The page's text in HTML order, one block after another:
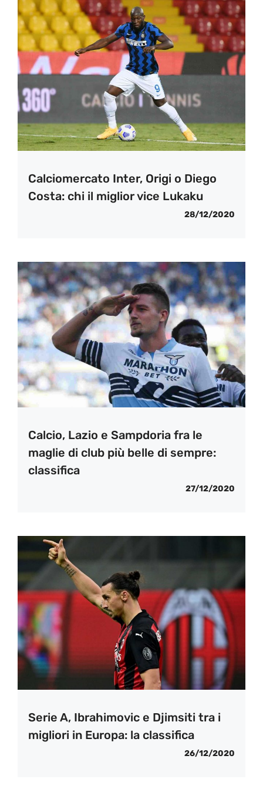
Calciomercato Inter, Origi o Diego
Costa: chi il miglior vice Lukaku
28/12/2020
Calcio, Lazio e Sampdoria fra le
maglie di club più belle di sempre:
classifica
27/12/2020
Serie A, Ibrahimovic e Djimsiti tra i
migliori in Europa: la classifica
26/12/2020